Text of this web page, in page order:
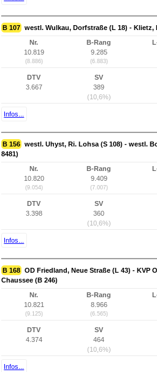
B 107 westl. Wulkau, Dorfstraße (L 18) - Klietz,
Nr.
10.819
(8.886)
B-Rang
9.285
(6.883)
DTV
3.667
SV
389
(10,6%)
Infos...
B 156 westl. Uhyst, Ri. Lohsa (S 108) - westl.
8481)
Nr.
10.820
(9.054)
B-Rang
9.409
(7.007)
DTV
3.398
SV
360
(10,6%)
Infos...
B 168 OD Friedland, Neue Straße (L 43) - KVP
Chaussee (B 246)
Nr.
10.821
(9.125)
B-Rang
8.966
(6.565)
DTV
4.374
SV
464
(10,6%)
Infos...